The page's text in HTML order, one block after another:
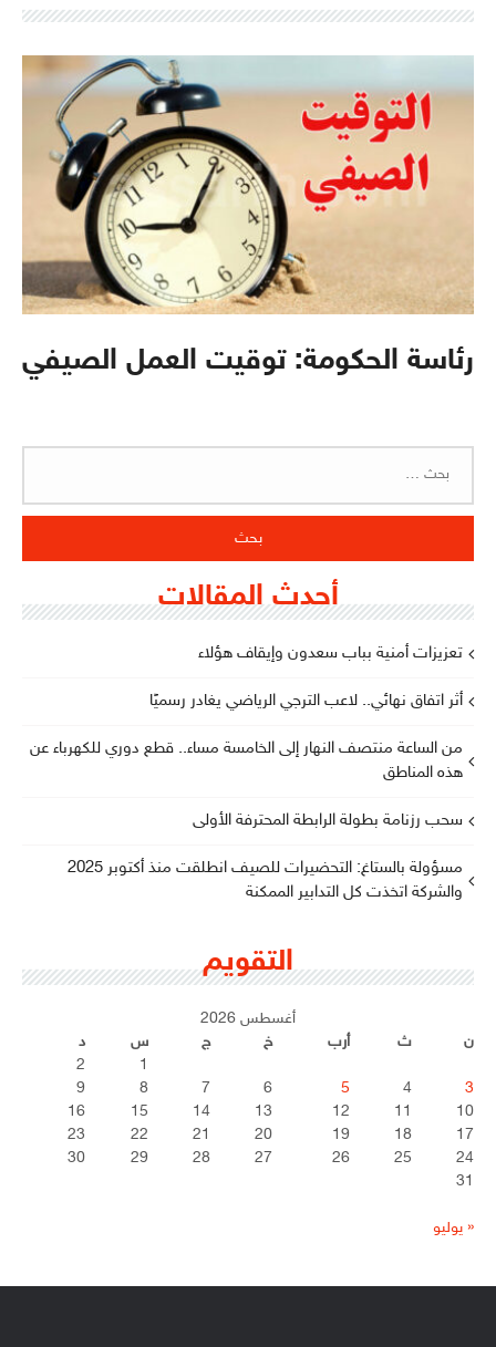
رئاسة الحكومة: توقيت العمل الصيفي
أحدث المقالات
تعزيزات أمنية بباب سعدون وإيقاف هؤلاء
أثر اتفاق نهائي.. لاعب الترجي الرياضي يغادر رسميًا
من الساعة منتصف النهار إلى الخامسة مساء.. قطع دوري للكهرباء عن
هذه المناطق
سحب رزنامة بطولة الرابطة المحترفة الأولى
مسؤولة بالستاغ: التحضيرات للصيف انطلقت منذ أكتوبر 2025
والشركة اتخذت كل التدابير الممكنة
التقويم
أغسطس 2026
ن
ث أرب خ ج س
د
1
2
3
4
5
6
7
8
9
10
11
12
13
14
15
16
17
18
19
20
21
22
23
24
25
26
27
28
29
30
31
« يوليو